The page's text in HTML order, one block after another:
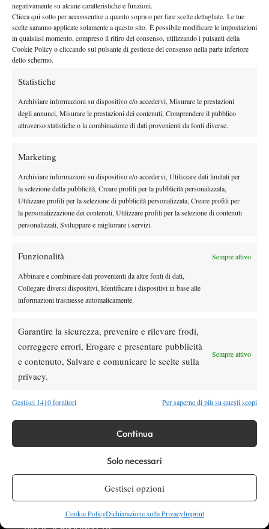
negativamente su alcune caratteristiche e funzioni.
Clicca qui sotto per acconsentire a quanto sopra o per fare scelte dettagliate. Le tue
scelte saranno applicate solamente a questo sito. È possibile modificare le impostazioni
in qualsiasi momento, compreso il ritiro del consenso, utilizzando i pulsanti della
Cookie Policy o cliccando sul pulsante di gestione del consenso nella parte inferiore
dello schermo.
Statistiche
Archiviare informazioni su dispositivo e/o accedervi, Misurare le prestazioni
degli annunci, Misurare le prestazioni dei contenuti, Comprendere il pubblico
attraverso statistiche o la combinazione di dati provenienti da fonti diverse.
Marketing
Archiviare informazioni su dispositivo e/o accedervi, Utilizzare dati limitati per
la selezione della pubblicità, Creare profili per la pubblicità personalizzata,
Utilizzare profili per la selezione di pubblicità personalizzata, Creare profili per
la personalizzazione dei contenuti, Utilizzare profili per la selezione di contenuti
personalizzati, Sviluppare e migliorare i servizi.
Funzionalità Sempre attivo
Abbinare e combinare dati provenienti da altre fonti di dati,
Collegare diversi dispositivi, Identificare i dispositivi in base alle
informazioni trasmesse automaticamente.
Garantire la sicurezza, prevenire e rilevare frodi,
correggere errori, Erogare e presentare pubblicità
e contenuto, Salvare e comunicare le scelte sulla
privacy.
Sempre attivo
Gestisci 1410 fornitori Per saperne di più su questi scopi
Continua
Solo necessari
Gestisci opzioni
Cookie PolicyDichiarazione sulla PrivacyImprint
Fabio Fognini: “Io vado per la mia strada”
28 Settembre 2010
Alessandro Nizegorodcew
Facebook
Instagram
Testata giornalisticaSpazio Tennisregistrata Aut-Trib Milano n°
10268 del 15/09/2025
Editore:VIBES MEDIA SRL
HOME
ENTRY LIST
ATP